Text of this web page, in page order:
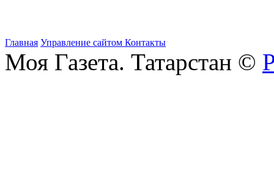
Главная Управление сайтом Контакты
Моя Газета. Татарстан ©